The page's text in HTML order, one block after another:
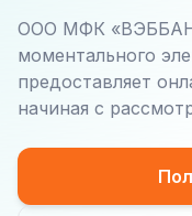
ООО МФК
моментального
предоставляет
начиная с